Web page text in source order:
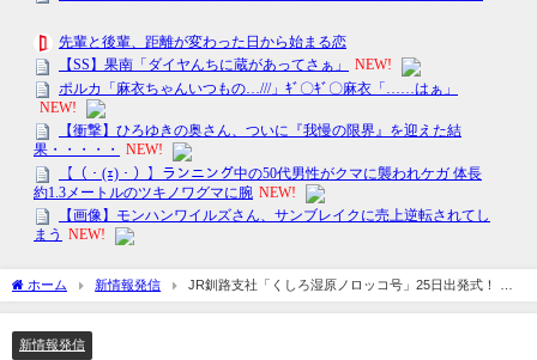
ホーム 新情報発信
JR釧路支社「くしろ湿原ノロッコ号」25日出発式！ 現
行車両ラストラン！
新情報発信